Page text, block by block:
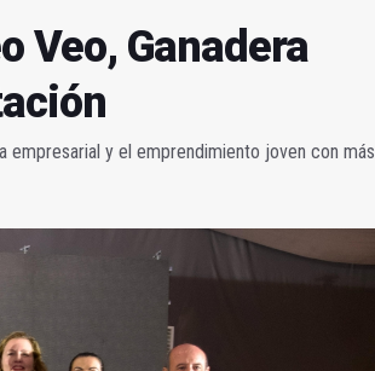
Veo, Ganadera
empresarial y el emprendimiento joven con más